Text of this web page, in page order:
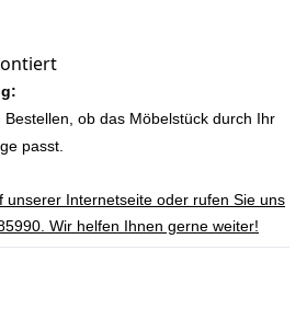
ob das Möbelstück durch Ihr
passt.
unserer Internetseite oder rufen Sie uns
Wir helfen Ihnen gerne weiter!